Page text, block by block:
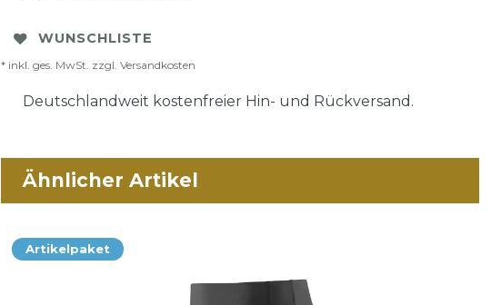
WUNSCHLISTE
* inkl. ges. MwSt. zzgl. Versandkosten
Deutschlandweit kostenfreier Hin- und Rückversand.
Ähnlicher Artikel
Artikelpaket